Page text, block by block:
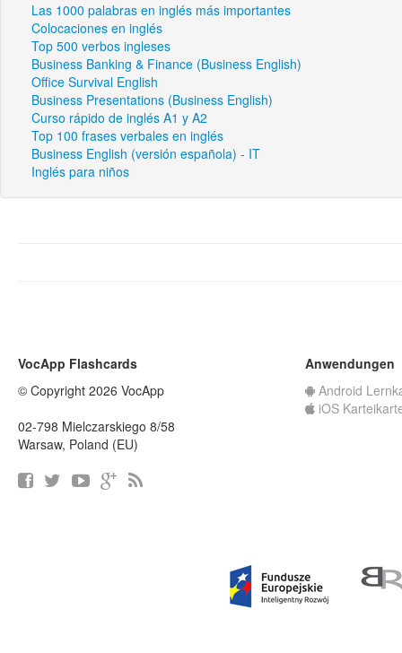
Las 1000 palabras en inglés más importantes
Colocaciones en inglés
Top 500 verbos ingleses
Business Banking & Finance (Business English)
Office Survival English
Business Presentations (Business English)
Curso rápido de inglés A1 y A2
Top 100 frases verbales en inglés
Business English (versión española) - IT
Inglés para niños
VocApp Flashcards
© Copyright 2026 VocApp
02-798 Mielczarskiego 8/58
Warsaw, Poland (EU)
Anwendungen
Android
iOS